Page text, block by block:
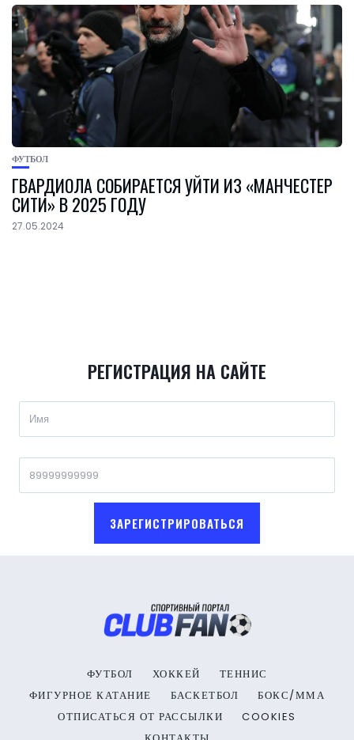
ФУТБОЛ
ГВАРДИОЛА СОБИРАЕТСЯ УЙТИ ИЗ «МАНЧЕСТЕР
СИТИ» В 2025 ГОДУ
27.05.2024
РЕГИСТРАЦИЯ НА САЙТЕ
ЗАРЕГИСТРИРОВАТЬСЯ
ФУТБОЛ ХОККЕЙ
ТЕННИС
ФИГУРНОЕ КАТАНИЕ
БАСКЕТБОЛ
БОКС/ММА
ОТПИСАТЬСЯ ОТ РАССЫЛКИ
COOKIES